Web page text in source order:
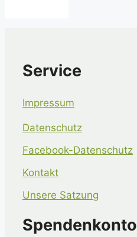
Service
Impressum
Datenschutz
Facebook-Datenschutz
Kontakt
Unsere Satzung
Spendenkonto